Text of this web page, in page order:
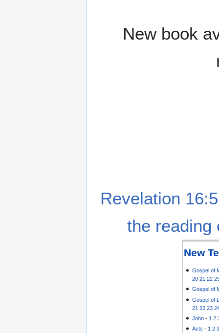
New book
Revelation
the reading
New
Gospel of
20 21 22
Gospel of
Gospel of
21 22 23
John - 1 2
Acts - 1 2